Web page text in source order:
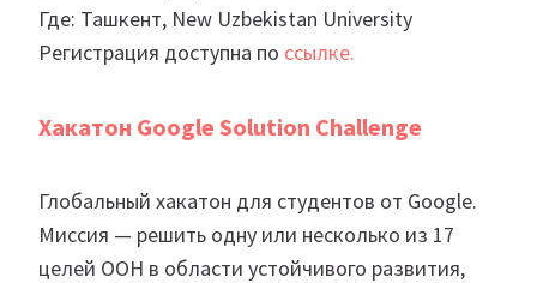
Где: Ташкент, New Uzbekistan University
Регистрация доступна по ссылке.
Хакатон Google Solution Challenge
Глобальный хакатон для студентов от Google.
Миссия — решить одну или несколько из 17
целей ООН в области устойчивого развития,